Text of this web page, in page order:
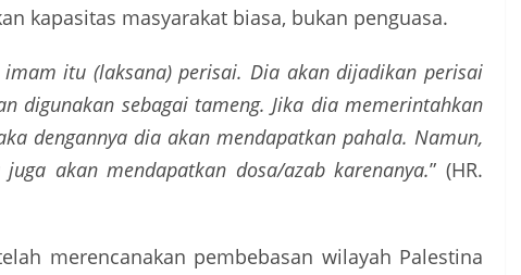
kapasitas masyarakat biasa, bukan penguasa.
imam itu (laksana) perisai. Dia akan dijadikan perisai
digunakan sebagai tameng. Jika dia memerintahkan
dengannya dia akan mendapatkan pahala. Namun,
akan mendapatkan dosa/azab karenanya.” (HR.
merencanakan pembebasan wilayah Palestina